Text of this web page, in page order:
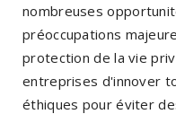
nombreuses
préoccupations
protection de la vie
entreprises d'innover
éthiques pour éviter